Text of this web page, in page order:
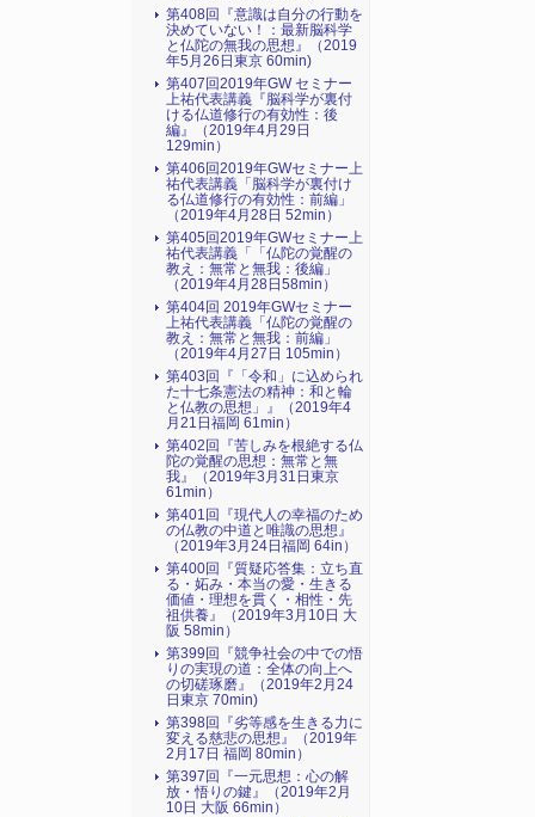
第408回『意識は自分の行動を
決めていない！：最新脳科学
と仏陀の無我の思想』（2019
年5月26日東京 60min)
第407回2019年GW セミナー
上祐代表講義『脳科学が裏付
ける仏道修行の有効性：後
編』（2019年4月29日
129min）
第406回2019年GWセミナー上
祐代表講義「脳科学が裏付け
る仏道修行の有効性：前編」
（2019年4月28日 52min）
第405回2019年GWセミナー上
祐代表講義「「仏陀の覚醒の
教え：無常と無我：後編」
（2019年4月28日58min）
第404回 2019年GWセミナー
上祐代表講義「仏陀の覚醒の
教え：無常と無我：前編」
（2019年4月27日 105min）
第403回『「令和」に込められ
た十七条憲法の精神：和と輪
と仏教の思想」』（2019年4
月21日福岡 61min）
第402回『苦しみを根絶する仏
陀の覚醒の思想：無常と無
我』（2019年3月31日東京
61min）
第401回『現代人の幸福のため
の仏教の中道と唯識の思想』
（2019年3月24日福岡 64in）
第400回『質疑応答集：立ち直
る・妬み・本当の愛・生きる
価値・理想を貫く・相性・先
祖供養』（2019年3月10日 大
阪 58min）
第399回『競争社会の中での悟
りの実現の道：全体の向上へ
の切磋琢磨』（2019年2月24
日東京 70min)
第398回『劣等感を生きる力に
変える慈悲の思想』（2019年
2月17日 福岡 80min）
第397回『一元思想：心の解
放・悟りの鍵』（2019年2月
10日 大阪 66min）